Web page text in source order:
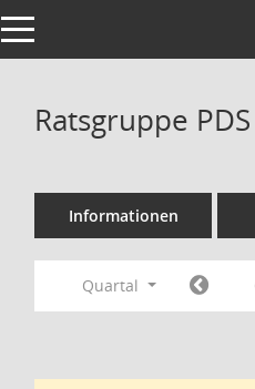
Toggle navigation
Ratsgruppe
Informationen
Quartal